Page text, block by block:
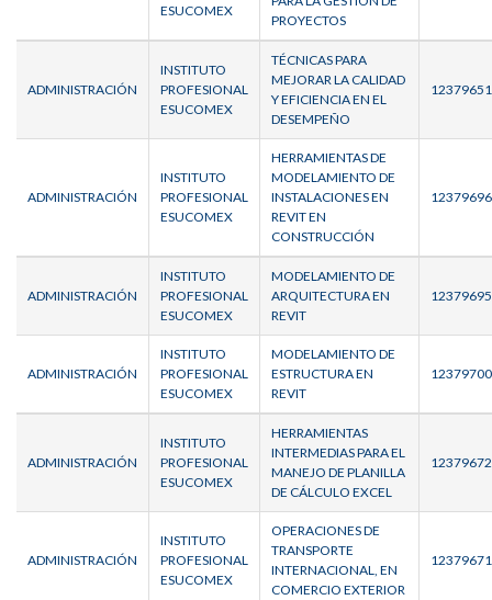
ESUCOMEX
PROYECTOS
ADMINISTRACIÓN
INSTITUTO
PROFESIONAL
ESUCOMEX
TÉCNICAS PARA
MEJORAR LA CALIDAD
Y EFICIENCIA EN EL
DESEMPEÑO
ADMINISTRACIÓN
INSTITUTO
PROFESIONAL
ESUCOMEX
HERRAMIENTAS DE
MODELAMIENTO DE
INSTALACIONES EN
REVIT EN
CONSTRUCCIÓN
ADMINISTRACIÓN
INSTITUTO
PROFESIONAL
ESUCOMEX
MODELAMIENTO DE
ARQUITECTURA EN
REVIT
ADMINISTRACIÓN
INSTITUTO
PROFESIONAL
ESUCOMEX
MODELAMIENTO DE
ESTRUCTURA EN
REVIT
ADMINISTRACIÓN
INSTITUTO
PROFESIONAL
ESUCOMEX
HERRAMIENTAS
INTERMEDIAS PARA EL
MANEJO DE PLANILLA
DE CÁLCULO EXCEL
ADMINISTRACIÓN
INSTITUTO
PROFESIONAL
ESUCOMEX
OPERACIONES DE
TRANSPORTE
INTERNACIONAL, EN
COMERCIO EXTERIOR